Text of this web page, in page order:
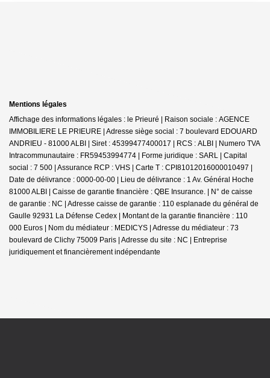
Mentions légales
Affichage des informations légales : le Prieuré | Raison sociale : AGENCE
IMMOBILIERE LE PRIEURE | Adresse siège social : 7 boulevard EDOUARD
ANDRIEU - 81000 ALBI | Siret : 45399477400017 | RCS : ALBI | Numero TVA
Intracommunautaire : FR59453994774 | Forme juridique : SARL | Capital
social : 7 500 | Assurance RCP : VHS | Carte T : CPI81012016000010497 |
Date de délivrance : 0000-00-00 | Lieu de délivrance : 1 Av. Général Hoche
81000 ALBI | Caisse de garantie financière : QBE Insurance. | N° de caisse
de garantie : NC | Adresse caisse de garantie : 110 esplanade du général de
Gaulle 92931 La Défense Cedex | Montant de la garantie financière : 110
000 Euros | Nom du médiateur : MEDICYS | Adresse du médiateur : 73
boulevard de Clichy 75009 Paris | Adresse du site : NC | Entreprise
juridiquement et financièrement indépendante